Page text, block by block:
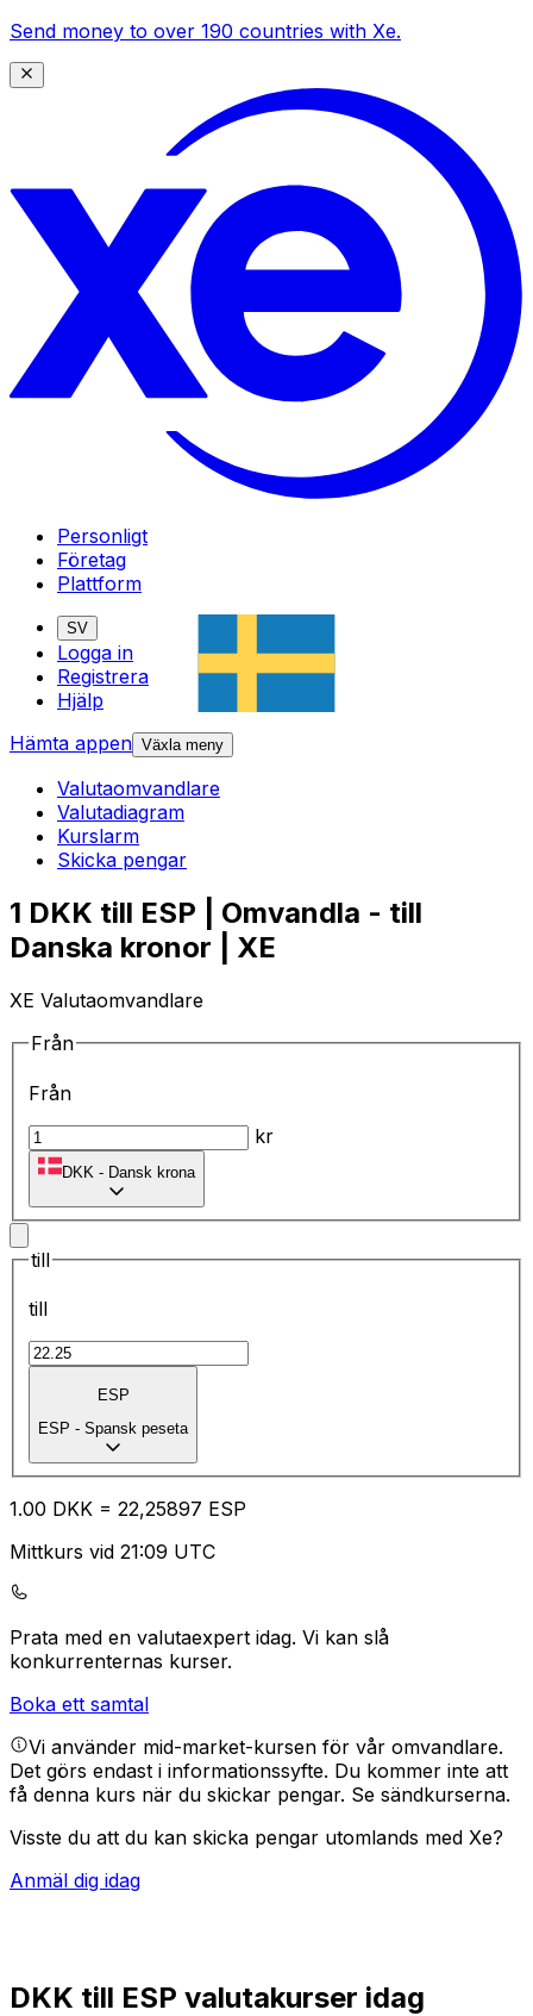
Send money to over 190 countries with Xe.
Personligt
Företag
Plattform
SV
Logga in
Registrera
Hjälp
Hämta appen Växla meny
Valutaomvandlare
Valutadiagram
Kurslarm
Skicka pengar
1 DKK till ESP | Omvandla - till
Danska kronor | XE
XE Valutaomvandlare
Från
Från
kr
DKK - Dansk krona
till
till
ESP
ESP - Spansk peseta
1.00 DKK = 22,25897 ESP
Mittkurs vid 21:09 UTC
Prata med en valutaexpert idag. Vi kan slå
konkurrenternas kurser.
Boka ett samtal
Vi använder mid-market-kursen för vår omvandlare.
Det görs endast i informationssyfte. Du kommer inte att
få denna kurs när du skickar pengar. Se sändkurserna.
Visste du att du kan skicka pengar utomlands med Xe?
Anmäl dig idag
DKK till ESP valutakurser idag